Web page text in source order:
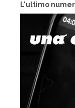
L'ultimo